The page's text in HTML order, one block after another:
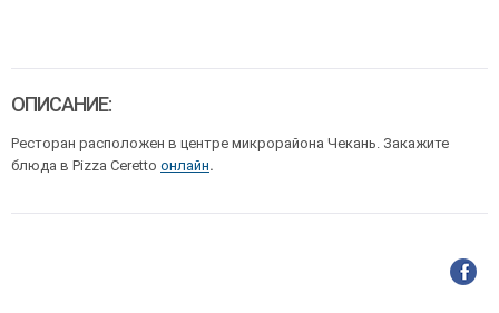
ОПИСАНИЕ:
Ресторан расположен в центре микрорайона Чекань. Закажите
блюда в Pizza Ceretto онлайн.